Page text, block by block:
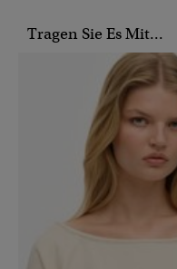
Tragen Sie Es Mit...